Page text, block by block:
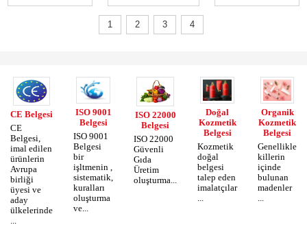
CE Belgesi
CE
Belgesi,
imal edilen
ürünlerin
Avrupa
birliği
üyesi ve
aday
ülkelerinde
...
ISO 9001
Belgesi
ISO 9001
Belgesi
bir
işltmenin ,
sistematik,
kuralları
oluşturma
ve...
ISO 22000
Belgesi
ISO 22000
Güvenli
Gıda
Üretim
oluşturma...
Doğal
Kozmetik
Belgesi
Kozmetik
doğal
belgesi
talep eden
imalatçılar
...
Organik
Kozmetik
Belgesi
Genellikle
killerin
içinde
bulunan
madenler